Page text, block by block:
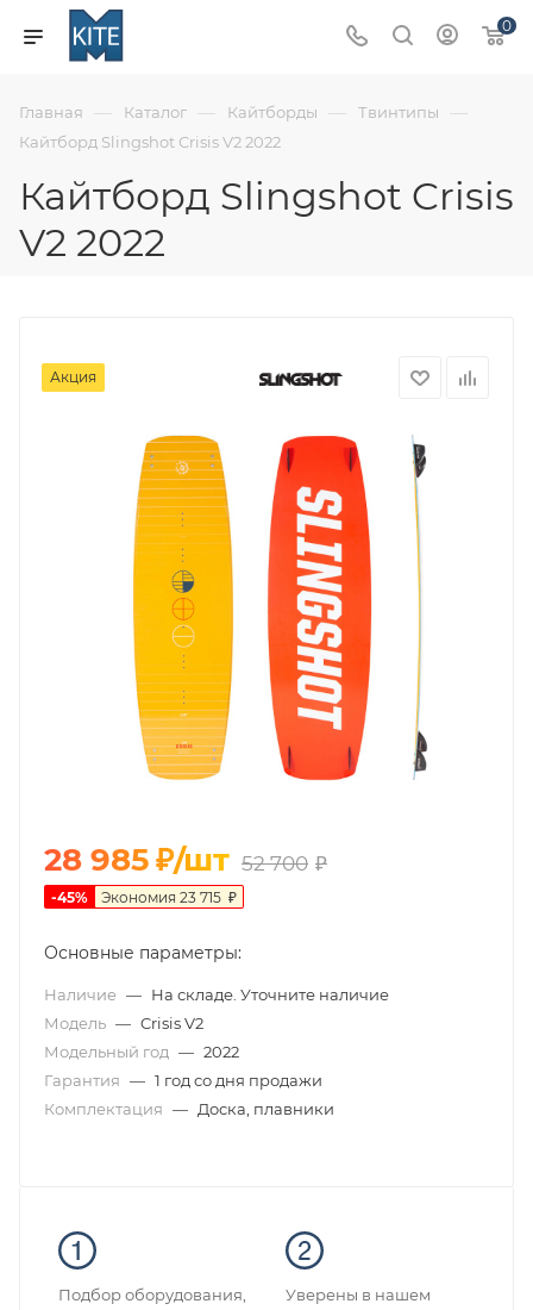
0
Главная — Каталог — Кайтборды — Твинтипы —
Кайтборд Slingshot Crisis V2 2022
Кайтборд Slingshot Crisis
V2 2022
Акция
28 985₽/шт 52 700 ₽
-45% Экономия 23 715 ₽
Основные параметры:
Наличие — На складе. Уточните наличие
Модель — Crisis V2
Модельный год — 2022
Гарантия — 1 год со дня продажи
Комплектация — Доска, плавники
Подбор оборудования,
Уверены в нашем